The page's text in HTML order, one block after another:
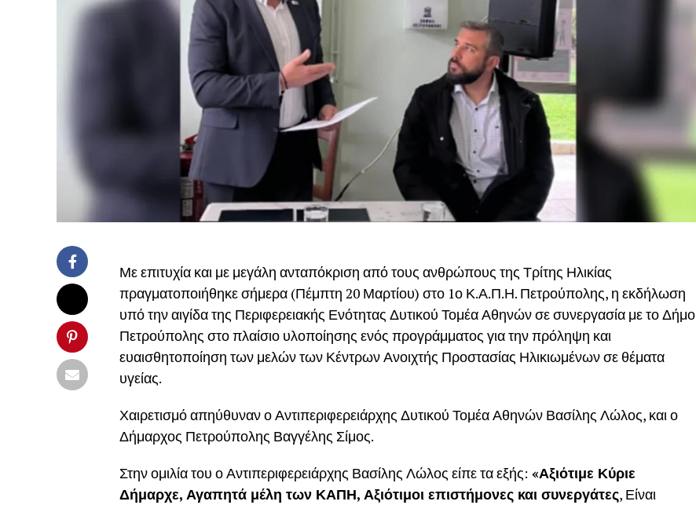
Με επιτυχία και με μεγάλη ανταπόκριση από τους ανθρώπους της Τρίτης Ηλικίας
πραγματοποιήθηκε σήμερα (Πέμπτη 20 Μαρτίου) στο 1ο Κ.Α.Π.Η. Πετρούπολης, η εκδήλωση
υπό την αιγίδα της Περιφερειακής Ενότητας Δυτικού Τομέα Αθηνών σε συνεργασία με το Δήμο
Πετρούπολης στο πλαίσιο υλοποίησης ενός προγράμματος για την πρόληψη και
ευαισθητοποίηση των μελών των Κέντρων Ανοιχτής Προστασίας Ηλικιωμένων σε θέματα
υγείας.
Χαιρετισμό απηύθυναν ο Αντιπεριφερειάρχης Δυτικού Τομέα Αθηνών Βασίλης Λώλος, και ο
Δήμαρχος Πετρούπολης Βαγγέλης Σίμος.
Στην ομιλία του ο Αντιπεριφερειάρχης Βασίλης Λώλος είπε τα εξής: «Αξιότιμε Κύριε
Δήμαρχε, Αγαπητά μέλη των ΚΑΠΗ, Αξιότιμοι επιστήμονες και συνεργάτες, Είναι